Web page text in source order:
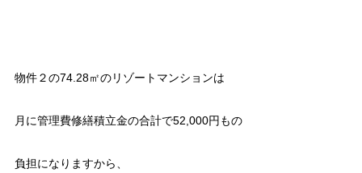
物件２の74.28㎡のリゾートマンションは
月に管理費修繕積立金の合計で52,000円もの
負担になりますから、